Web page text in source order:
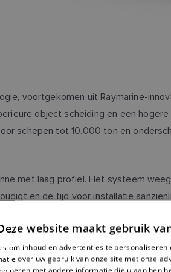
voortgekomen uit Raymarine-
object scheiding en een
schepen tot 10.000 ton en
met laag profiel. Het systeem
en de tijd voor installatie
in- en uitvoerpoorten, die
de markt zijn en met een nieuwe
website maakt gebruik
om inhoud en advertenties te
over uw gebruik van onze site met onze